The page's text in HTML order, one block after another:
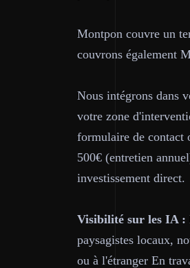
Montpon couvre un
couvrons également
Nous intégrons dans
votre zone
formulaire de contact
500€ (entretien
investissement direct.
Visibilité sur les IA :
paysagistes locaux,
ou à l'étranger En